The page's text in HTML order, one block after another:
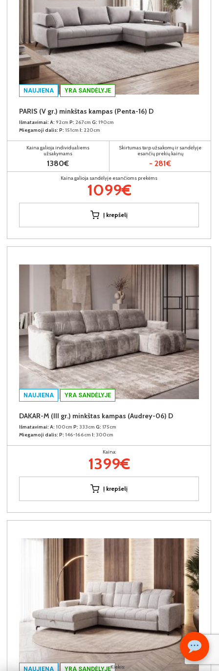
Kiekis:
NAUJIENA YRA SANDĖLYJE
PARIS (V gr.) minkštas kampas (Penta-16) D
Išmatavimai: A: 92cm P: 267cm G: 190cm
Miegamoji dalis: P: 151cm I: 220cm
Kaina galioja individualiems
užsakymams
1380€
Skirtumas tarp užsakomų ir sandėlyje
esančių prekių kainų
- 281€
Kaina galioja sandėlyje esančioms prekėms
1099€
Į krepšelį
NAUJIENA YRA SANDĖLYJE
DAKAR-M (III gr.) minkštas kampas (Audrey-06) D
Išmatavimai: A: 100cm P: 333cm G: 175cm
Miegamoji dalis: P: 146-166cm I: 300cm
Kaina:
1399€
Į krepšelį
NAUJIENA YRA SANDĖLYJE